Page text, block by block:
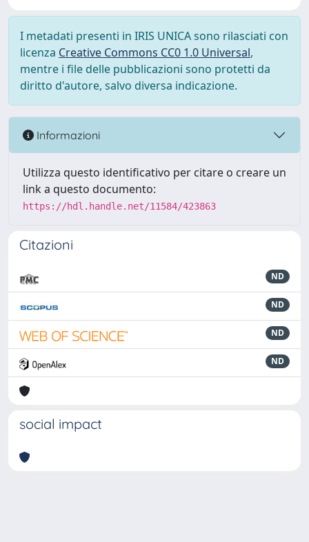
I metadati presenti in IRIS UNICA sono rilasciati con
licenza Creative Commons CC0 1.0 Universal,
mentre i file delle pubblicazioni sono protetti da
diritto d'autore, salvo diversa indicazione.
Informazioni
Utilizza questo identificativo per citare o creare un
link a questo documento:
https://hdl.handle.net/11584/423863
Citazioni
ND
ND
ND
ND
social impact